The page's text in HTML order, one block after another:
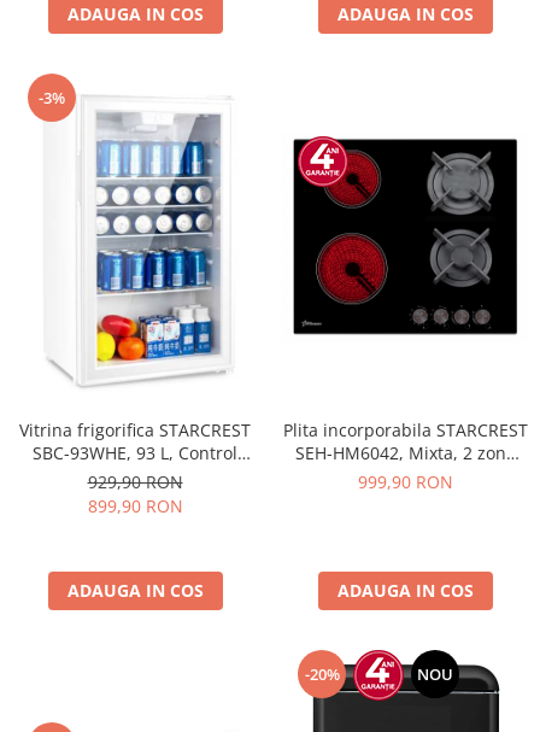
ADAUGA IN COS ADAUGA IN COS
-3%
Vitrina frigorifica STARCREST
SBC-93WHE, 93 L, Control
temperatura, Usa sticla, H
83.2 cm, Alb
929,90 RON
899,90 RON
ADAUGA IN COS
Plita incorporabila STARCREST
SEH-HM6042, Mixta, 2 zone
gaz, 2 zone vitroceramice,
999,90 RON
ADAUGA IN COS
-20% NOU